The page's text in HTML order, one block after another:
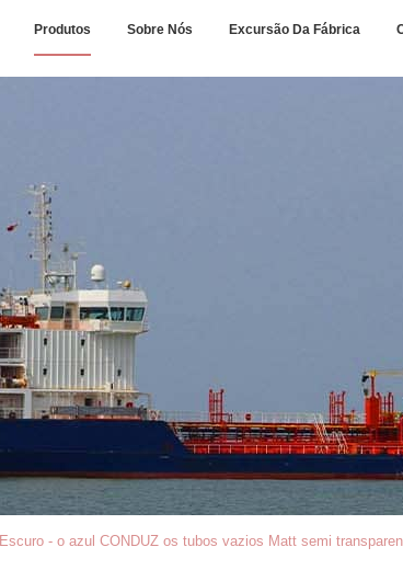
Produtos Sobre Nós Excursão Da Fábrica
Escuro - o azul CONDUZ os tubos vazios Matt semi